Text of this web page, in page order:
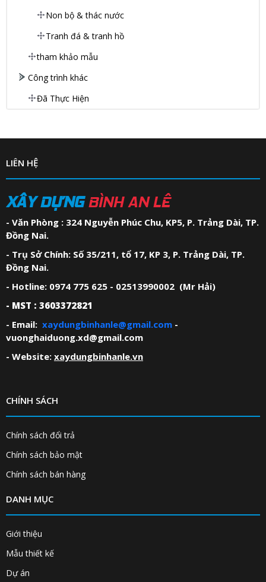
Non bộ & thác nước
Tranh đá & tranh hồ
tham khảo mẫu
Công trình khác
Đã Thực Hiện
LIÊN HỆ
XÂY DỰNG BÌNH AN LÊ
- Văn Phòng : 324 Nguyễn Phúc Chu, KP5, P. Trảng Dài, TP.
Đồng Nai.
- Trụ Sở Chính: Số 35/211, tổ 17, KP 3, P. Trảng Dài, TP.
Đồng Nai.
- Hotline: 0974 775 625 - 02513990002 (Mr Hải)
- MST : 3603372821
- Email: xaydungbinhanle@gmail.com -
vuonghaiduong.xd@gmail.com
- Website: xaydungbinhanle.vn
CHÍNH SÁCH
Chính sách đổi trả
Chính sách bảo mật
Chính sách bán hàng
DANH MỤC
Giới thiệu
Mẫu thiết kế
Dự án